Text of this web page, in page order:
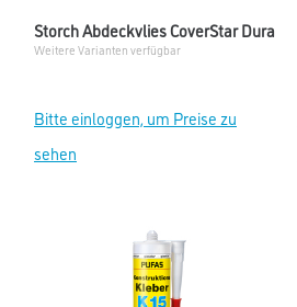
Storch Abdeckvlies CoverStar Dura
Weitere Varianten verfügbar
Bitte einloggen, um Preise zu
sehen